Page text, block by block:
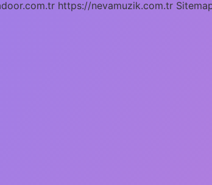
https://nevamuzik.com.tr